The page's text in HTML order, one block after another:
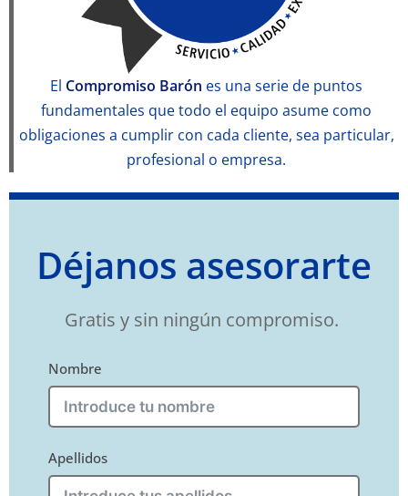
El Compromiso Barón es una serie de puntos
fundamentales que todo el equipo asume como
obligaciones a cumplir con cada cliente, sea particular,
profesional o empresa.
Déjanos asesorarte
Gratis y sin ningún compromiso.
Nombre
Apellidos